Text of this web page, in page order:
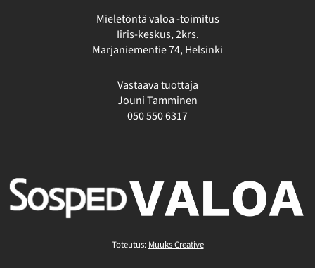
Mieletöntä valoa -toimitus
Iiris-keskus, 2krs.
Marjaniementie 74, Helsinki
Vastaava tuottaja
Jouni Tamminen
050 550 6317
Toteutus: Muuks Creative